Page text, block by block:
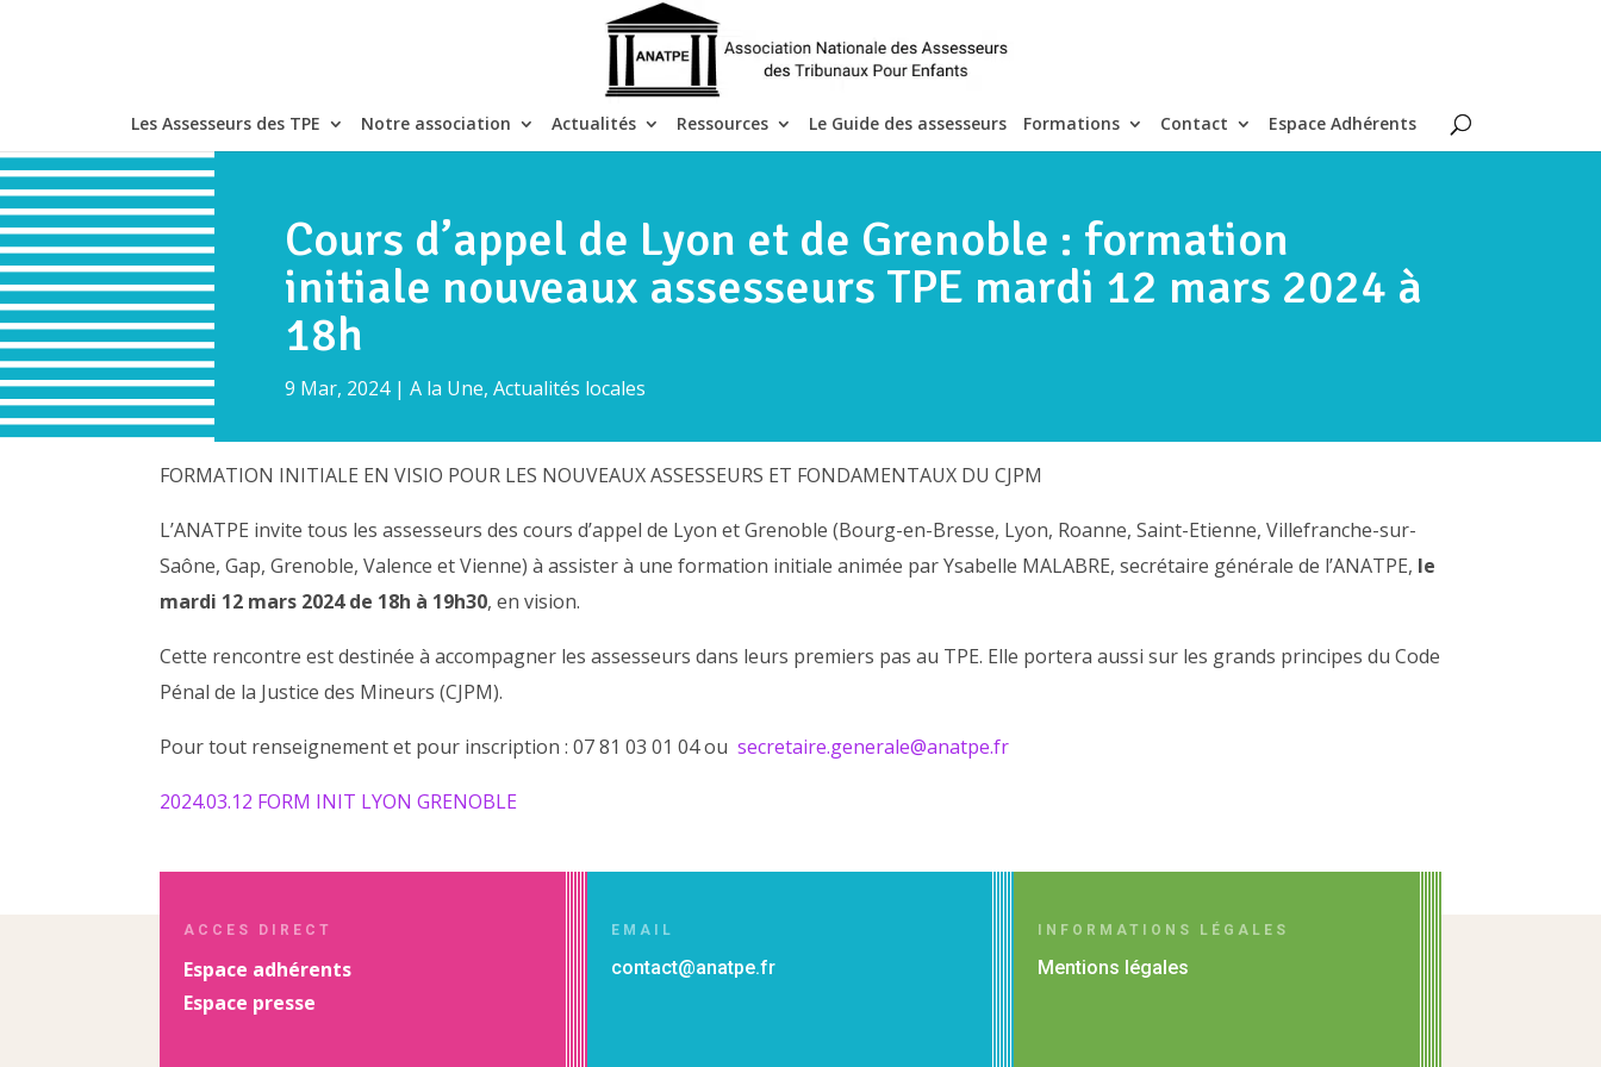
Les Assesseurs des TPE Notre association Actualités Ressources Le Guide des assesseurs Formations Contact Espace Adhérents
Cours d’appel de Lyon et de Grenoble : formation
initiale nouveaux assesseurs TPE mardi 12 mars 2024 à
18h
9 Mar, 2024|A la Une,Actualités locales
FORMATION INITIALE EN VISIO POUR LES NOUVEAUX ASSESSEURS ET FONDAMENTAUX DU CJPM
L’ANATPE invite tous les assesseurs des cours d’appel de Lyon et Grenoble (Bourg-en-Bresse, Lyon, Roanne, Saint-Etienne, Villefranche-sur-
Saône, Gap, Grenoble, Valence et Vienne) à assister à une formation initiale animée par Ysabelle MALABRE, secrétaire générale de l’ANATPE, le
mardi 12 mars 2024 de 18h à 19h30, en vision.
Cette rencontre est destinée à accompagner les assesseurs dans leurs premiers pas au TPE. Elle portera aussi sur les grands principes du Code
Pénal de la Justice des Mineurs (CJPM).
Pour tout renseignement et pour inscription : 07 81 03 01 04 ousecretaire.generale@anatpe.fr
2024.03.12 FORM INIT LYON GRENOBLE
ACCES DIRECT
Espace adhérents
Espace presse
EMAIL
contact@anatpe.fr
INFORMATIONS LÉGALES
Mentions légales